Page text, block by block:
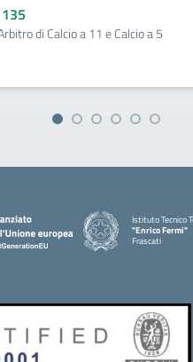
di Calcio a 11 e Calcio a 5
Istituto Tecnico
"Enrico Fermi"
Frascati